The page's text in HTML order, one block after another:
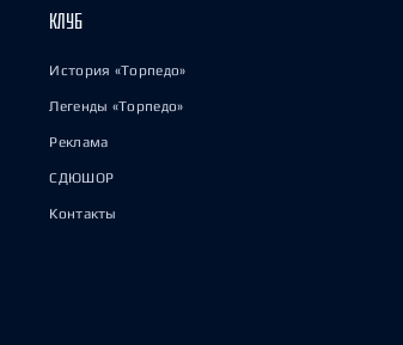
КЛУБ
История «Торпедо»
Легенды «Торпедо»
Реклама
СДЮШОР
Контакты